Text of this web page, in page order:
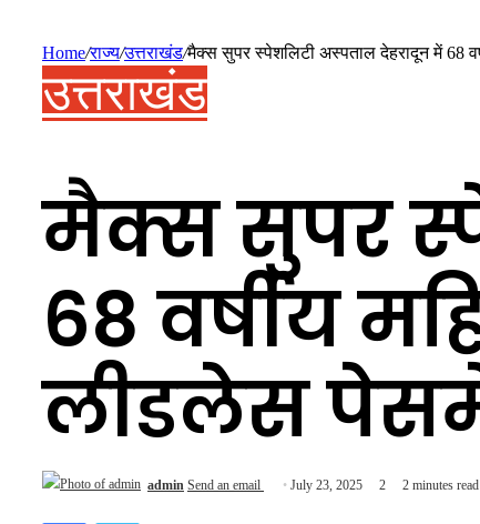
Home/राज्य/उत्तराखंड/मैक्स सुपर स्पेशलिटी अस्पताल देहरादून में 68
उत्तराखंड
मैक्स सुपर
68 वर्षीय
लीडलेस
admin Send an email July 23, 2025 2 2 minutes read